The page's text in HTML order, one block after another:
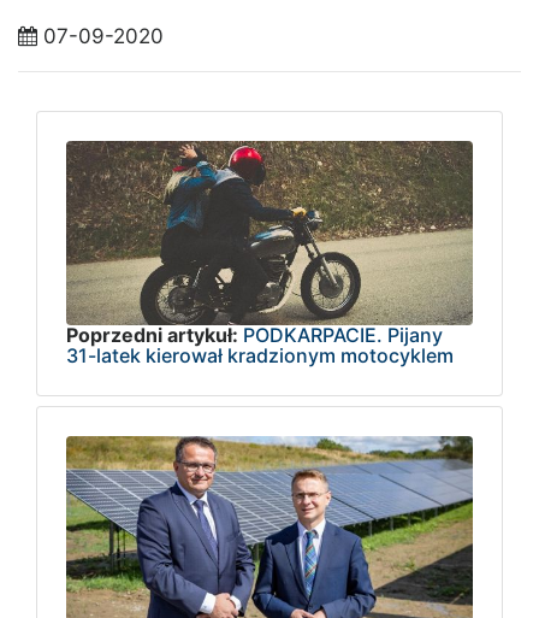
07-09-2020
Poprzedni artykuł: PODKARPACIE. Pijany
31-latek kierował kradzionym motocyklem